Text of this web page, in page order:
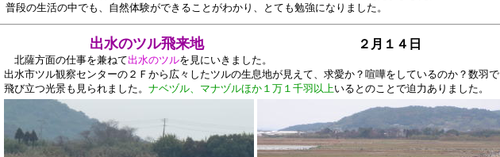
普段の生活の中でも、自然体験ができることがわかり、とても勉強になりました。
出水のツル飛来地 ２月１４日
北薩方面の仕事を兼ねて出水のツルを見にいきました。
出水市ツル観察センターの２Ｆから広々したツルの生息地が見えて、求愛か？喧嘩をしているのか？数羽で
飛び立つ光景も見られました。 ナベヅル、マナヅルほか１万１千羽以上いるとのことで迫力ありました。